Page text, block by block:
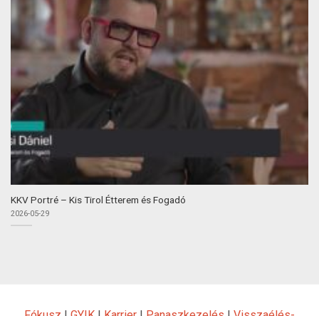
KKV Portré – Kis Tirol Étterem és Fogadó
2026-05-29